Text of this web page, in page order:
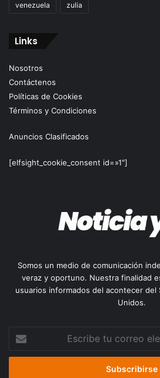
venezuela zulia
Links
Nosotros
Contáctenos
Políticas de Cookies
Términos y Condiciones
Anuncios Clasificados
[elfsight_cookie_consent id=»1″]
Somos un medio de comunicación
veraz y oportuno. Nuestra finalidad
usuarios informados del acontecer del
Unidos.
correo